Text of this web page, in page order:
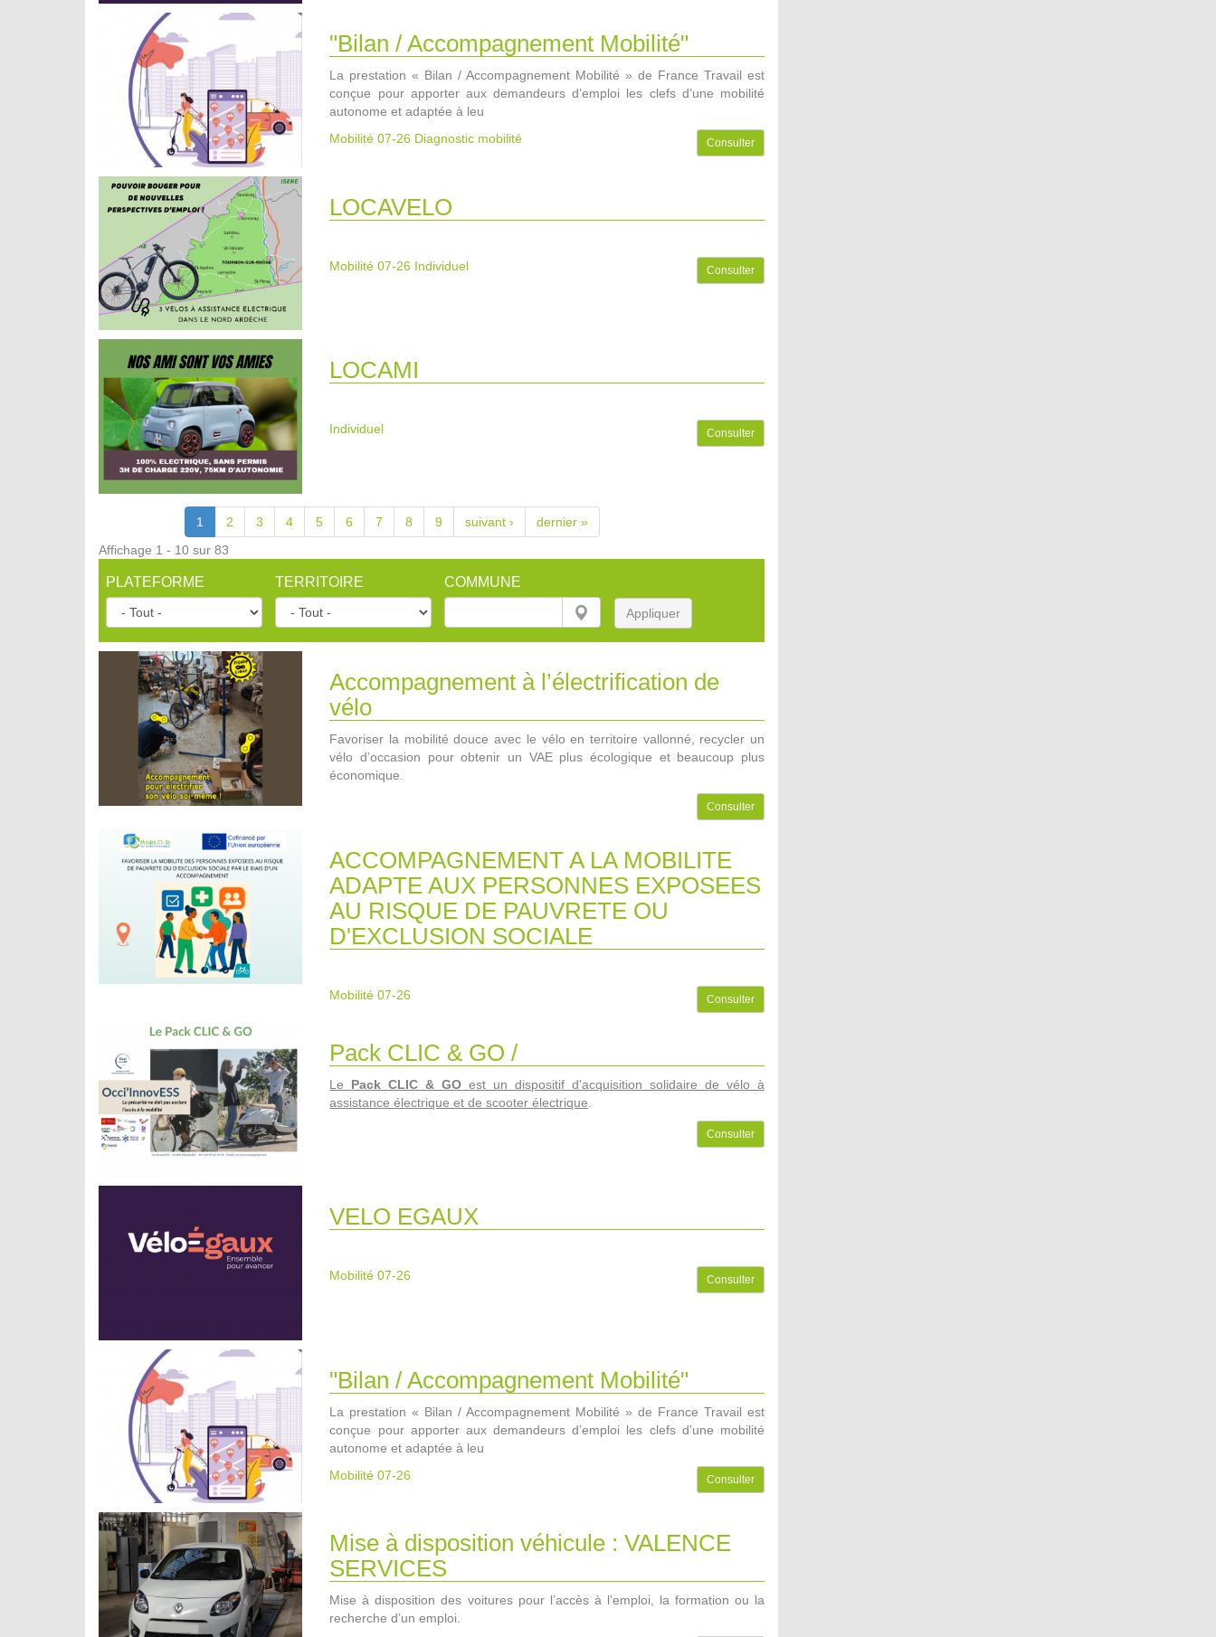
"Bilan / Accompagnement Mobilité"
La prestation « Bilan / Accompagnement Mobilité » de France Travail est
conçue pour apporter aux demandeurs d’emploi les clefs d’une mobilité
autonome et adaptée à leu
Mobilité 07-26 Diagnostic mobilité Consulter
LOCAVELO
Mobilité 07-26 Individuel Consulter
LOCAMI
Individuel Consulter
1 2 3 4 5 6 7 8 9 suivant ›
dernier »
Affichage 1 - 10 sur 83
PLATEFORME TERRITOIRE COMMUNE
Appliquer
Accompagnement à l’électrification de
vélo
Favoriser la mobilité douce avec le vélo en territoire vallonné, recycler un
vélo d’occasion pour obtenir un VAE plus écologique et beaucoup plus
économique.
Consulter
ACCOMPAGNEMENT A LA MOBILITE
ADAPTE AUX PERSONNES EXPOSEES
AU RISQUE DE PAUVRETE OU
D'EXCLUSION SOCIALE
Mobilité 07-26 Consulter
Pack CLIC & GO /
Le Pack CLIC & GO est un dispositif d'acquisition solidaire de vélo à
assistance électrique et de scooter électrique
Consulter
VELO EGAUX
Mobilité 07-26 Consulter
"Bilan / Accompagnement Mobilité"
La prestation « Bilan / Accompagnement Mobilité » de France Travail est
conçue pour apporter aux demandeurs d’emploi les clefs d’une mobilité
autonome et adaptée à leu
Mobilité 07-26
Consulter
Mise à disposition véhicule : VALENCE
SERVICES
Mise à disposition des voitures pour l’accès à l’emploi, la formation ou la
recherche d’un emploi.